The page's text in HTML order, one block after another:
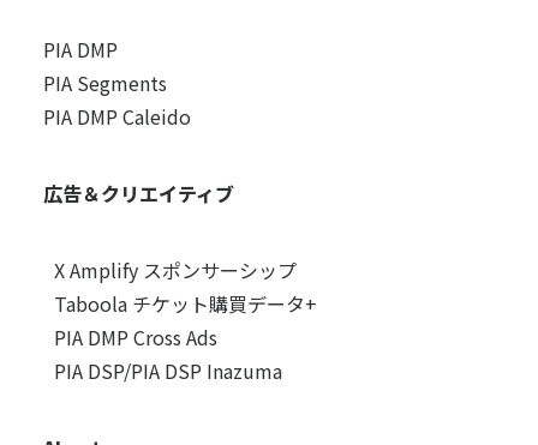
PIA DMP
PIA Segments
PIA DMP Caleido
広告＆クリエイティブ
X Amplify スポンサーシップ
Taboola チケット購買データ+
PIA DMP Cross Ads
PIA DSP/PIA DSP Inazuma